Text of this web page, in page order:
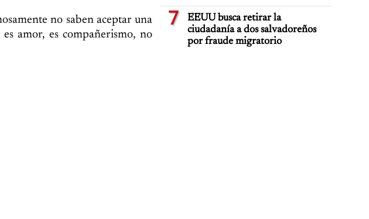
no saben aceptar una
amor, es compañerismo, no
7
EEUU busca retirar la
ciudadanía a dos salvadoreños
por fraude migratorio